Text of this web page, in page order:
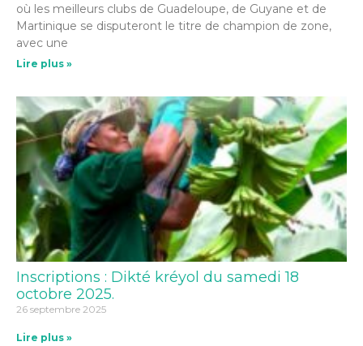
où les meilleurs clubs de Guadeloupe, de Guyane et de
Martinique se disputeront le titre de champion de zone,
avec une
Lire plus »
Inscriptions : Dikté kréyol du samedi 18
octobre 2025.
26 septembre 2025
Lire plus »